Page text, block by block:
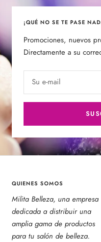
¡QUÉ NO SE TE PASE
Promociones, nuevos
Directamente a su
Su e-mail
QUIENES SOMOS
Milita Belleza, una empresa
dedicada a distribuir una
amplia gama de productos
para tu salón de belleza.